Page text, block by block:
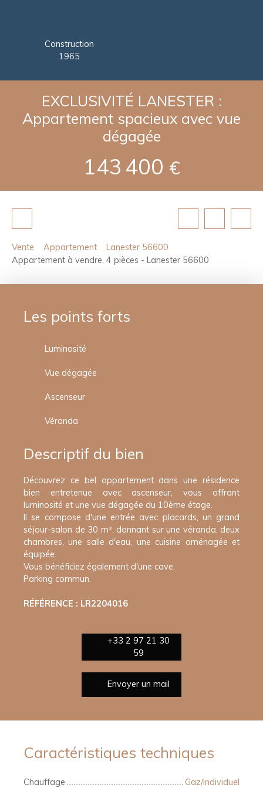
Construction
1965
EXCLUSIVITÉ LANESTER :
Appartement spacieux avec vue
dégagée
143 400 €
Vente Appartement
Lanester 56600
Appartement à vendre, 4 pièces - Lanester 56600
Les points forts
Luminosité
Vue dégagée
Ascenseur
Véranda
Descriptif du bien
Découvrez ce bel appartement dans une résidence
bien entretenue avec ascenseur, vous offrant
luminosité et une vue dégagée du 10ème étage.
Il se compose d'une entrée avec placards, un grand
séjour-salon de 30 m², donnant sur une véranda, deux
chambres, une salle d'eau, une cuisine aménagée et
équipée.
Vous bénéficiez également d'une cave.
Parking commun.
RÉFÉRENCE : LR2204016
+33 2 97 21 30
59
Envoyer un mail
Caractéristiques techniques
Chauffage
Gaz/Individuel